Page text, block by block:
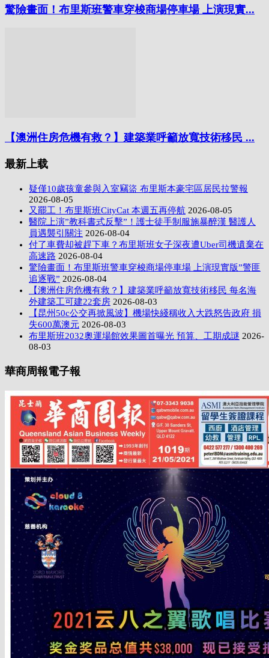
驚險畫面！布里斯班警車穿梭商場停車場 上演現實...
【澳洲住房危機有救？】建築業呼籲放寬技術移民 ...
最新上载
疑僅10歲孩童參與入室竊盜 布里斯本豪宅區居民拉警報
2026-08-05
又罷工！布里斯班CityCat 本週五再停航 2026-08-05
醫院上演”教科書式反擊”！護士徒手制服施暴醉漢 醫護人
員遇襲引關注 2026-08-04
付了車費却被趕下車？布里斯班女子深夜遭Uber司機遺棄在
高速路 2026-08-04
驚險畫面！布里斯班警車穿梭商場停車場 上演現實版”警匪
追逐戰” 2026-08-04
【澳洲住房危機有救？】建築業呼籲放寬技術移民 每名海
外建築工可建22套房 2026-08-03
【昆州50c公交再掀風波】機場快綫稱收入大跌怒告政府 損
失600萬澳元 2026-08-03
布里斯班2032奧運場館效果圖首曝光 預算、工期成謎 2026-
08-03
華商周報電子報